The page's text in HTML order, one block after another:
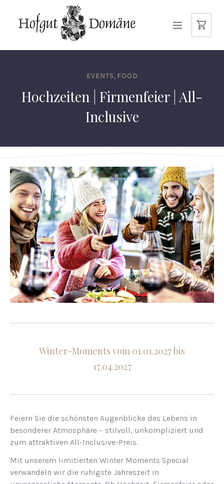
NAVIGATION
EVENTS,FOOD
Hochzeiten | Firmenfeier | All-
Inclusive
Winter-Moments vom 01.01.2027 bis
17.04.2027
Feiern Sie die schönsten Augenblicke des Lebens in
besonderer Atmosphäre – stilvoll, unkompliziert und
zum attraktiven All-Inclusive-Preis.
Mit unserem limitierten Winter Moments Special
verwandeln wir die ruhigste Jahreszeit in